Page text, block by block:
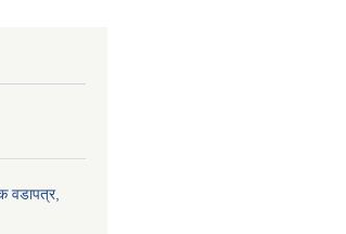
वडापत्र,